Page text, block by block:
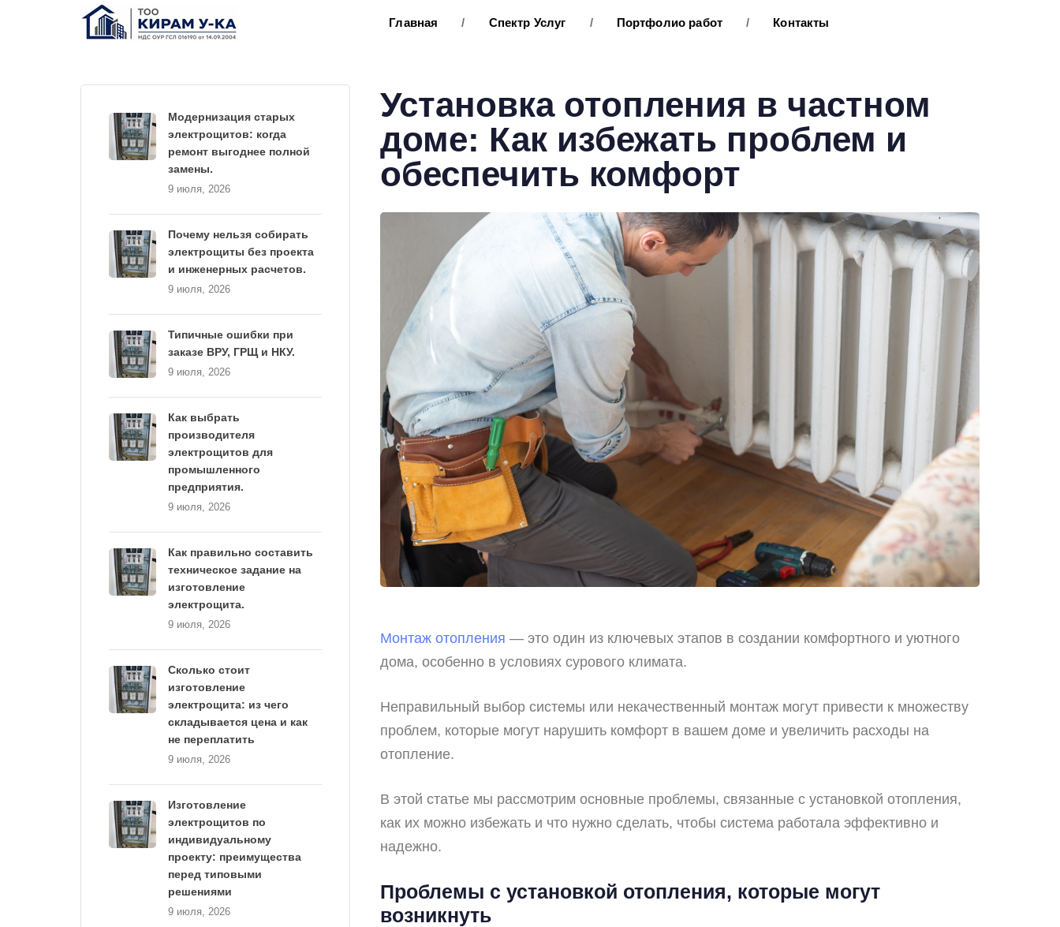
Главная / Спектр Услуг / Портфолио работ / Контакты
Установка отопления в частном
доме: Как избежать проблем и
обеспечить комфорт
Монтаж отопления — это один из ключевых этапов в создании комфортного и уютного
дома, особенно в условиях сурового климата.
Неправильный выбор системы или некачественный монтаж могут привести к множеству
проблем, которые могут нарушить комфорт в вашем доме и увеличить расходы на
отопление.
В этой статье мы рассмотрим основные проблемы, связанные с установкой отопления,
как их можно избежать и что нужно сделать, чтобы система работала эффективно и
надежно.
Проблемы с установкой отопления, которые могут
возникнуть
Модернизация старых
электрощитов: когда
ремонт выгоднее полной
замены.
9 июля, 2026
Почему нельзя собирать
электрощиты без проекта
и инженерных расчетов.
9 июля, 2026
Типичные ошибки при
заказе ВРУ, ГРЩ и НКУ.
9 июля, 2026
Как выбрать
производителя
электрощитов для
промышленного
предприятия.
9 июля, 2026
Как правильно составить
техническое задание на
изготовление
электрощита.
9 июля, 2026
Сколько стоит
изготовление
электрощита: из чего
складывается цена и как
не переплатить
9 июля, 2026
Изготовление
электрощитов по
индивидуальному
проекту: преимущества
перед типовыми
решениями
9 июля, 2026